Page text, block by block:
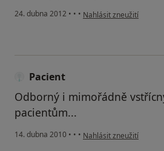
24. dubna 2012 • • • podle názoru uživatele
Nahlásit zneužití
Pacient
Odborný i mimořádně
pacientům...
14. dubna 2010 • • • podle názoru uživatele
Nahlásit zneužití